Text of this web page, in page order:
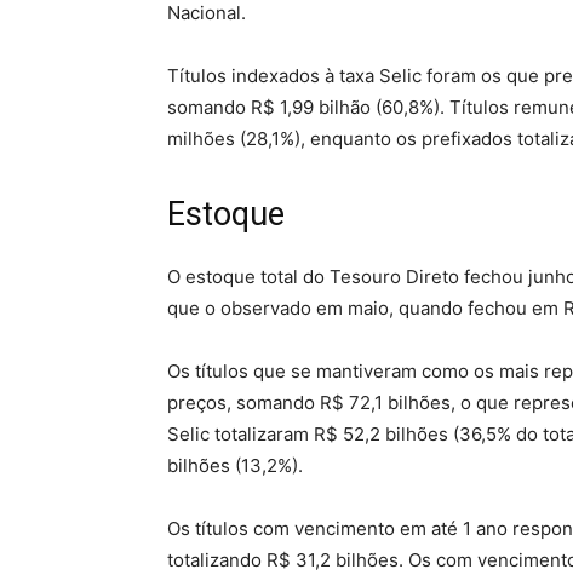
Nacional.
Títulos indexados à taxa Selic foram os que
somando R$ 1,99 bilhão (60,8%). Títulos
milhões (28,1%), enquanto os prefixados
Estoque
O estoque total do Tesouro Direto fechou
que o observado em maio, quando fechou em
Os títulos que se mantiveram como os mais
preços, somando R$ 72,1 bilhões, o que
Selic totalizaram R$ 52,2 bilhões (36,5% do
bilhões (13,2%).
Os títulos com vencimento em até 1 ano
totalizando R$ 31,2 bilhões. Os com